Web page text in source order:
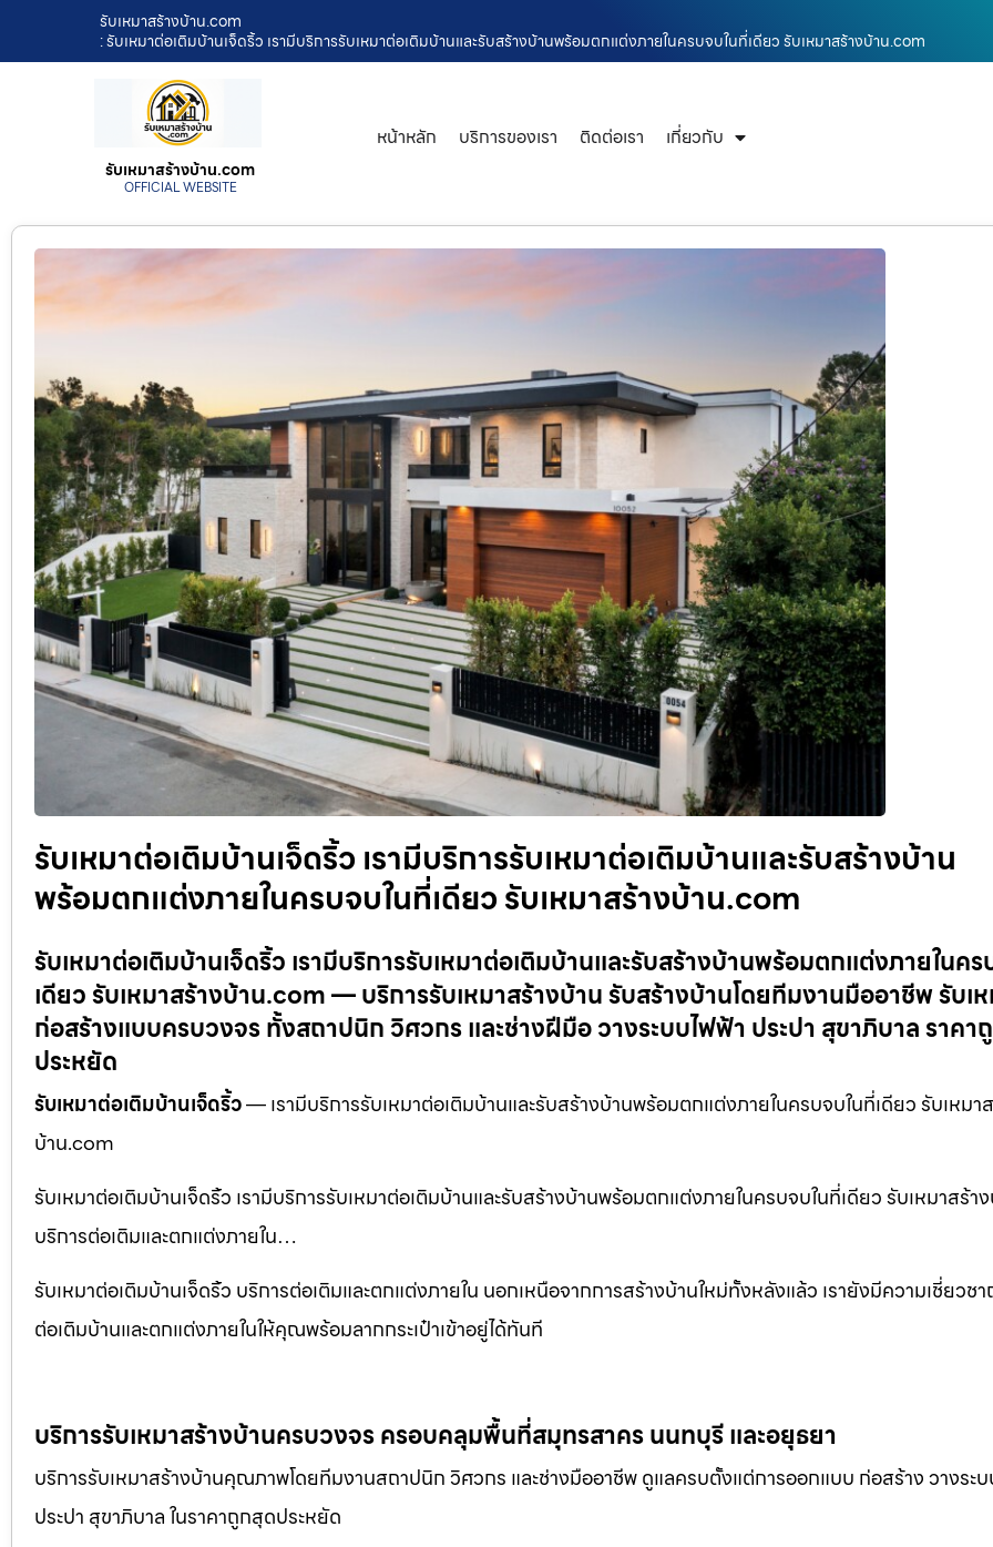
รับเหมาสร้างบ้าน.com
: รับเหมาต่อเติมบ้านเจ็ดริ้ว เรามีบริการรับเหมาต่อเติมบ้านและรับสร้างบ้านพร้อมตกแต่งภายในครบจบในที่เดียว รับเหมาสร้างบ้าน.com
รับเหมาสร้างบ้าน.com
OFFICIAL WEBSITE
หน้าหลัก บริการของเรา ติดต่อเรา เกี่ยวกับ
รับเหมาต่อเติมบ้านเจ็ดริ้ว เรามีบริการรับเหมาต่อเติมบ้านและรับสร้างบ้าน
พร้อมตกแต่งภายในครบจบในที่เดียว รับเหมาสร้างบ้าน.com
รับเหมาต่อเติมบ้านเจ็ดริ้ว เรามีบริการรับเหมาต่อเติมบ้านและรับสร้างบ้านพร้อมตกแต่งภายในค
เดียว รับเหมาสร้างบ้าน.com — บริการรับเหมาสร้างบ้าน รับสร้างบ้านโดยทีมงานมืออาชีพ รับเ
ก่อสร้างแบบครบวงจร ทั้งสถาปนิก วิศวกร และช่างฝีมือ วางระบบไฟฟ้า ประปา สุขาภิบาล ราคา
ประหยัด
รับเหมาต่อเติมบ้านเจ็ดริ้ว— เรามีบริการรับเหมาต่อเติมบ้านและรับสร้างบ้านพร้อมตกแต่งภายในครบจบในที่เดียว รับเหมา
บ้าน.com
รับเหมาต่อเติมบ้านเจ็ดริ้ว เรามีบริการรับเหมาต่อเติมบ้านและรับสร้างบ้านพร้อมตกแต่งภายในครบจบในที่เดียว รับเหมาสร้า
บริการต่อเติมและตกแต่งภายใน…
รับเหมาต่อเติมบ้านเจ็ดริ้ว บริการต่อเติมและตกแต่งภายใน นอกเหนือจากการสร้างบ้านใหม่ทั้งหลังแล้ว เรายังมีความเชี่ยวช
ต่อเติมบ้านและตกแต่งภายในให้คุณพร้อมลากกระเป๋าเข้าอยู่ได้ทันที
บริการรับเหมาสร้างบ้านครบวงจร ครอบคลุมพื้นที่สมุทรสาคร นนทบุรี และอยุธยา
บริการรับเหมาสร้างบ้านคุณภาพโดยทีมงานสถาปนิก วิศวกร และช่างมืออาชีพ ดูแลครบตั้งแต่การออกแบบ ก่อสร้าง วางระบ
ประปา สุขาภิบาล ในราคาถูกสุดประหยัด